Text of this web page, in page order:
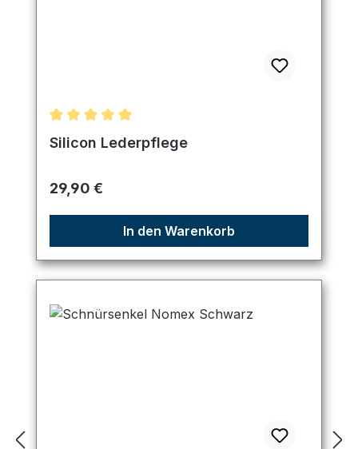
Durchschnittliche Bewertung von 5 von 5 Sternen
Silicon Lederpflege
Regulärer Preis:
29,90 €
In den Warenkorb